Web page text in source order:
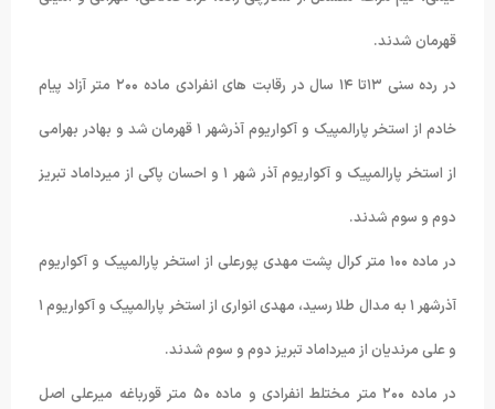
قهرمان شدند.
در رده سنی ۱۳تا ۱۴ سال در رقابت های انفرادی ماده ۲۰۰ متر آزاد پیام
خادم از استخر پارالمپیک و آکواریوم آذرشهر ۱ قهرمان شد و بهادر بهرامی
از استخر پارالمپیک و آکواریوم آذر شهر ۱ و احسان پاکی از میرداماد تبریز
دوم و سوم شدند.
در ماده ۱۰۰ متر کرال پشت مهدی پورعلی از استخر پارالمپیک و آکواریوم
آذرشهر ۱ به مدال طلا رسید، مهدی انواری از استخر پارالمپیک و آکواریوم ۱
و علی مرندیان از میرداماد تبریز دوم و سوم شدند.
در ماده ۲۰۰ متر مختلط انفرادی و ماده ۵۰ متر قورباغه میرعلی اصل